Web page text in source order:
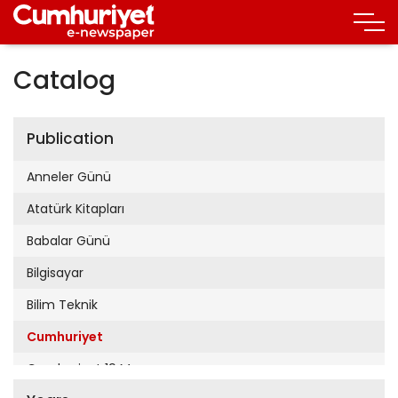
Catalog
Publication
Anneler Günü
Atatürk Kitapları
Babalar Günü
Bilgisayar
Bilim Teknik
Cumhuriyet
Cumhuriyet 19 Mayıs